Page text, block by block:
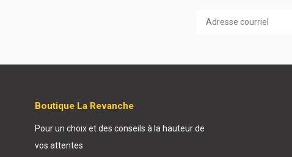
Boutique La Revanche
Pour un choix et des conseils à la hauteur de
vos attentes